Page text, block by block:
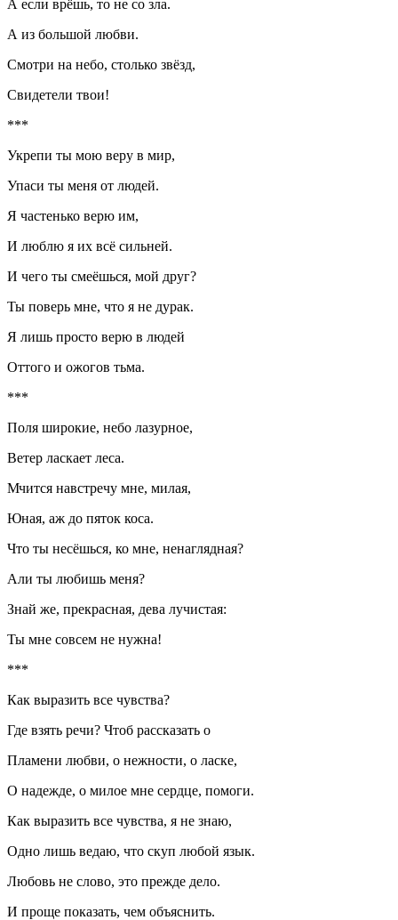
А если врёшь, то не со зла.
А из большой любви.
Смотри на небо, столько звёзд,
Свидетели твои!
***
Укрепи ты мою веру в мир,
Упаси ты меня от людей.
Я частенько верю им,
И люблю я их всё сильней.
И чего ты смеёшься, мой друг?
Ты поверь мне, что я не дурак.
Я лишь просто верю в людей
Оттого и ожогов тьма.
***
Поля широкие, небо лазурное,
Ветер ласкает леса.
Мчится навстречу мне, милая,
Юная, аж до пяток коса.
Что ты несёшься, ко мне, ненаглядная?
Али ты любишь меня?
Знай же, прекрасная, дева лучистая:
Ты мне совсем не нужна!
***
Как выразить все чувства?
Где взять речи? Чтоб рассказать о
Пламени любви, о нежности, о ласке,
О надежде, о милое мне сердце, помоги.
Как выразить все чувства, я не знаю,
Одно лишь ведаю, что скуп любой язык.
Любовь не слово, это прежде дело.
И проще показать, чем объяснить.